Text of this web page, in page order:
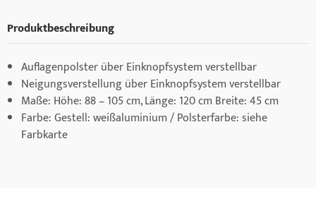
Produktbeschreibung
Auflagenpolster über Einknopfsystem verstellbar
Neigungsverstellung über Einknopfsystem verstellbar
Maße: Höhe: 88 – 105 cm, Länge: 120 cm Breite: 45 cm
Farbe: Gestell: weißaluminium / Polsterfarbe: siehe
Farbkarte